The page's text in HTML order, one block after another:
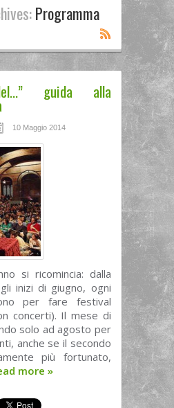
Programma
guida alla
10 Maggio 2014
si ricomincia: dalla
inizi di giugno, ogni
per fare festival
concerti). Il mese di
solo ad agosto per
anche se il secondo
più fortunato,
more »